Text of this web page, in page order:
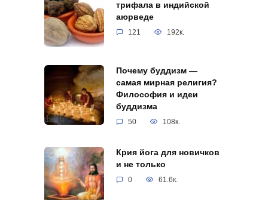
трифала в индийской
аюрведе
121 192к.
Почему буддизм —
самая мирная религия?
Философия и идеи
буддизма
50 108к.
Крия йога для новичков
и не только
0 61.6к.